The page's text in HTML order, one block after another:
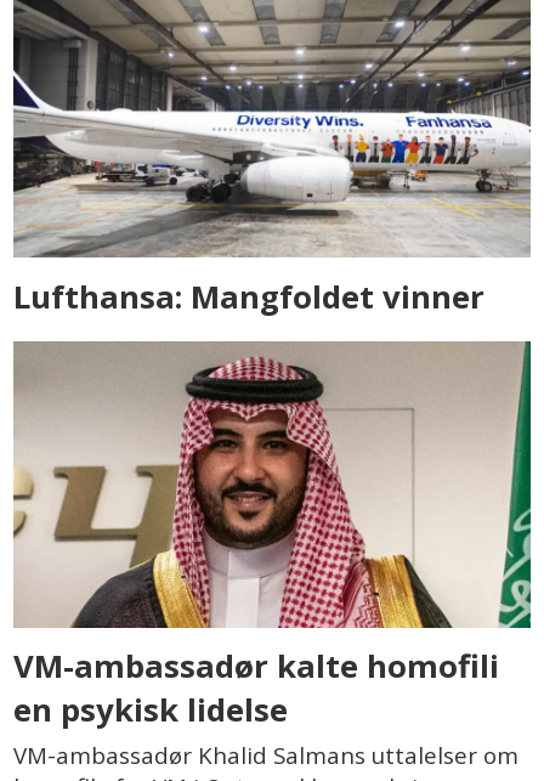
Lufthansa: Mangfoldet vinner
VM-ambassadør kalte homofili
en psykisk lidelse
VM-ambassadør Khalid Salmans uttalelser om